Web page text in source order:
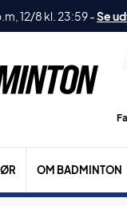
12/8 kl. 23:59-Se
OM BADMINTON